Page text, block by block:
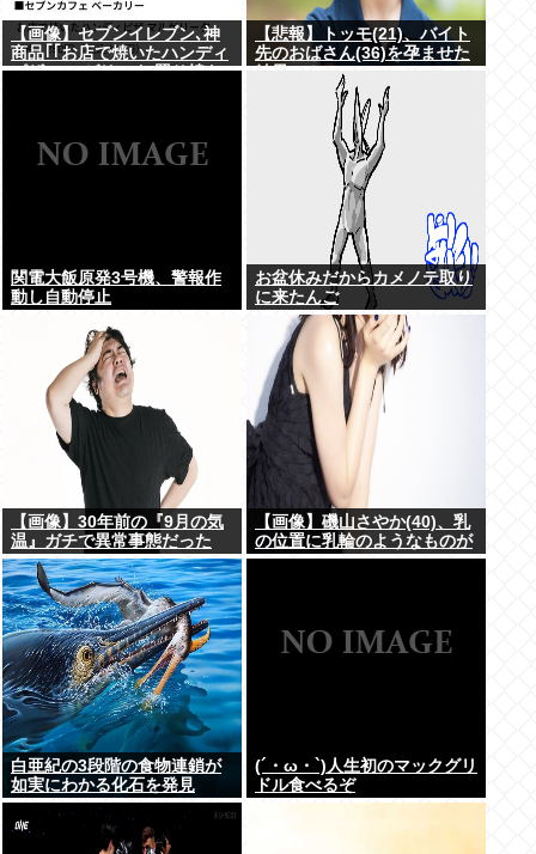
【画像】セブンイレブン､神
商品｢｢お店で焼いたハンディ
ピザ マルゲリータ/照り焼き
【悲報】トッモ(21)、バイト
先のおばさん(36)を孕ませた
関電大飯原発3号機、警報作
動し自動停止
お盆休みだからカメノテ取り
に来たんご
【画像】30年前の『9月の気
温』ガチで異常事態だった
www
【画像】磯山さやか(40)、乳
の位置に乳輪のようなものが
www
白亜紀の3段階の食物連鎖が
如実にわかる化石を発見
(´・ω・`)人生初のマックグリ
ドル食べるぞ